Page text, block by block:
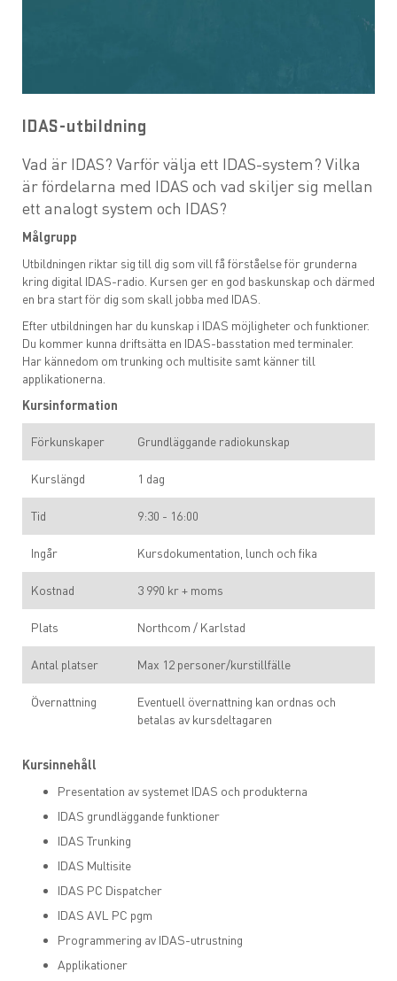
IDAS-utbildning
Vad är IDAS? Varför välja ett IDAS-system? Vilka
är fördelarna med IDAS och vad skiljer sig mellan
ett analogt system och IDAS?
Målgrupp
Utbildningen riktar sig till dig som vill få förståelse för grunderna
kring digital IDAS-radio. Kursen ger en god baskunskap och därmed
en bra start för dig som skall jobba med IDAS.
Efter utbildningen har du kunskap i IDAS möjligheter och funktioner.
Du kommer kunna driftsätta en IDAS-basstation med terminaler.
Har kännedom om trunking och multisite samt känner till
applikationerna.
Kursinformation
Förkunskaper Grundläggande radiokunskap
Kurslängd 1 dag
Tid 9:30 - 16:00
Ingår Kursdokumentation, lunch och fika
Kostnad 3 990 kr + moms
Plats Northcom / Karlstad
Antal platser Max 12 personer/kurstillfälle
Övernattning
Eventuell övernattning kan ordnas och
betalas av kursdeltagaren
Kursinnehåll
Presentation av systemet IDAS och produkterna
IDAS grundläggande funktioner
IDAS Trunking
IDAS Multisite
IDAS PC Dispatcher
IDAS AVL PC pgm
Programmering av IDAS-utrustning
Applikationer
UTB 13 - Sepura parametersättning
UTB 14 - IDAS-utbildning
UTB 16 - Förebyggande service/underhåll
UTB 20 - Icom IP-radio
Interaktiva utbildningar